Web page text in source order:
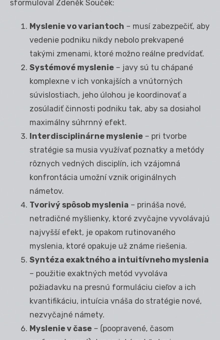
sformuloval Zdeněk Souček:
Myslenie vo variantoch – musí zabezpečiť, aby
vedenie podniku nikdy nebolo prekvapené
takými zmenami, ktoré možno reálne predvídať.
Systémové myslenie – javy sú tu chápané
komplexne v ich vonkajších a vnútorných
súvislostiach, jeho úlohou je koordinovať a
zosúladiť činnosti podniku tak, aby sa dosiahol
maximálny súhrnný efekt.
Interdisciplinárne myslenie – pri tvorbe
stratégie sa musia využívať poznatky a metódy
rôznych vedných disciplín, ich vzájomná
konfrontácia umožní vznik originálnych
námetov.
Tvorivý spôsob myslenia – prináša nové,
netradičné myšlienky, ktoré zvyčajne vyvolávajú
najvyšší efekt, je opakom rutinovaného
myslenia, ktoré opakuje už známe riešenia.
Syntéza exaktného a intuitívneho myslenia
– použitie exaktných metód vyvoláva
požiadavku na presnú formuláciu cieľov a ich
kvantifikáciu, intuícia vnáša do stratégie nové,
nezvyčajné námety.
Myslenie v čase – (poopravené, časom